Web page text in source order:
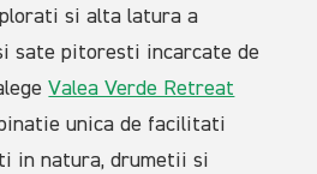
si alta latura a
sate pitoresti incarcate de
Valea Verde Retreat
unica de facilitati
in natura, drumetii si